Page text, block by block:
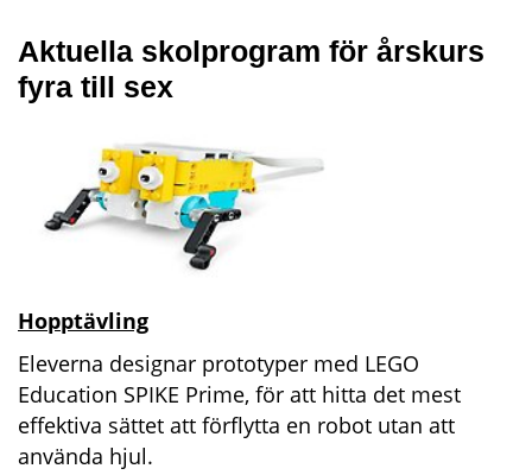
Aktuella skolprogram för årskurs
fyra till sex
Hopptävling
Eleverna designar prototyper med LEGO
Education SPIKE Prime, för att hitta det mest
effektiva sättet att förflytta en robot utan att
använda hjul.